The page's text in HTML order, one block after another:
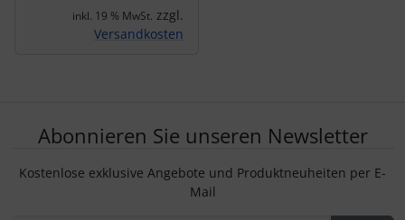
inkl. 19 % MwSt. zzgl.
Versandkosten
Abonnieren Sie unseren Newsletter
Kostenlose exklusive Angebote und Produktneuheiten per E-
Mail